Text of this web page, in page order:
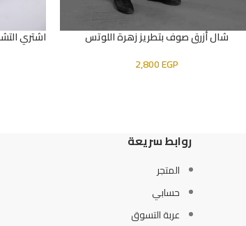
قراءة المزيد
شال أزرق صوف بتطريز زهرة اللوتس
2,800EGP
تحديد أحد
اشتري
روابط سريعة
المتجر
حسابي
عربة التسوق